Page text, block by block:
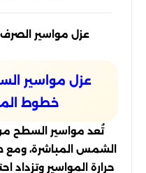
عزل مواسير الصرف
عزل مواسير
خطوط
تُعد مواسير السطح من
الشمس المباشرة، ومع
حرارة المواسير وتزداد